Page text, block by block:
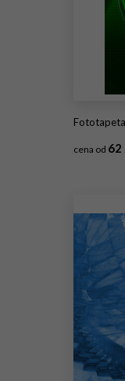
Fototapeta
cena od 62